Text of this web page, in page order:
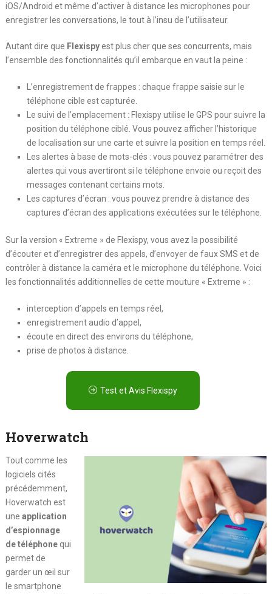
iOS/Android et même d’activer à distance les microphones pour
enregistrer les conversations, le tout à l’insu de l’utilisateur.
Autant dire que Flexispyest plus cher que ses concurrents, mais
l’ensemble des fonctionnalités qu’il embarque en vaut la peine :
L’enregistrement de frappes : chaque frappe saisie sur le
téléphone cible est capturée.
Le suivi de l’emplacement : Flexispy utilise le GPS pour suivre la
position du téléphone ciblé. Vous pouvez afficher l’historique
de localisation sur une carte et suivre la position en temps réel.
Les alertes à base de mots-clés : vous pouvez paramétrer des
alertes qui vous avertiront si le téléphone envoie ou reçoit des
messages contenant certains mots.
Les captures d’écran : vous pouvez prendre à distance des
captures d’écran des applications exécutées sur le téléphone.
Sur la version « Extreme » de Flexispy, vous avez la possibilité
d’écouter et d’enregistrer des appels, d’envoyer de faux SMS et de
contrôler à distance la caméra et le microphone du téléphone. Voici
les fonctionnalités additionnelles de cette mouture « Extreme » :
interception d’appels en temps réel,
enregistrement audio d’appel,
écoute en direct des environs du téléphone,
prise de photos à distance.
Test et Avis Flexispy
Hoverwatch
Tout comme les
logiciels cités
précédemment,
Hoverwatch est
une application
d’espionnage
de téléphonequi
permet de
garder un œil sur
le smartphone